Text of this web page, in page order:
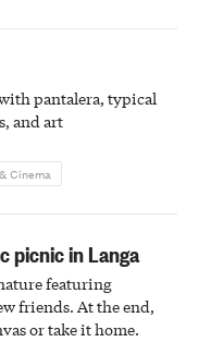
pantalera, typical
and art
Cinema
picnic in Langa
featuring
friends. At the end,
or take it home.